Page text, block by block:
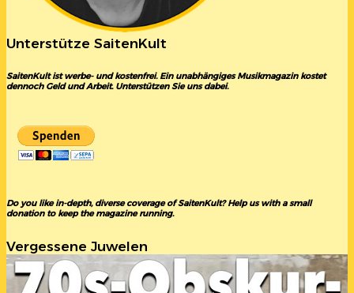
Unterstütze SaitenKult
SaitenKult ist werbe- und kostenfrei. Ein unabhängiges Musikmagazin kostet
dennoch Geld und Arbeit. Unterstützen Sie uns dabei.
Do you like in-depth, diverse coverage of SaitenKult? Help us with a small
donation to keep the magazine running.
Vergessene Juwelen